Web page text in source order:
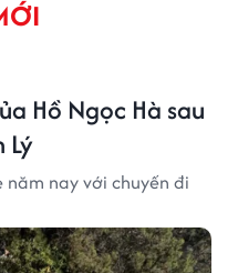
Hồ Ngọc Hà sau
Lý
nay với chuyến đi